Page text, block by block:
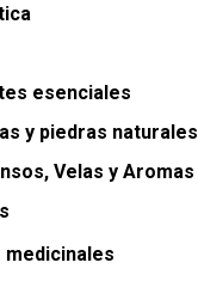
esenciales
y piedras naturales
Velas y Aromas
medicinales